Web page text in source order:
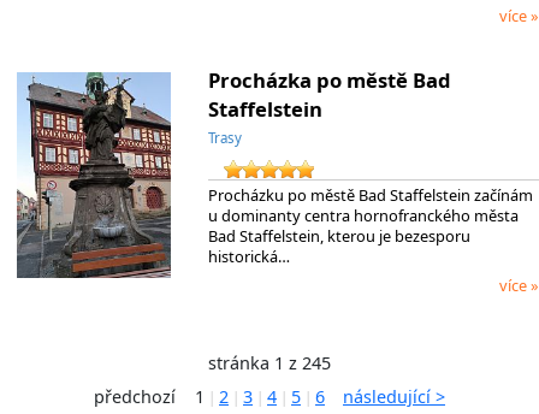
více »
Procházka po městě Bad
Staffelstein
Trasy
Procházku po městě Bad Staffelstein začínám
u dominanty centra hornofranckého města
Bad Staffelstein, kterou je bezesporu
historická…
více »
stránka 1 z 245
předchozí
1 2 3 4 5 6 následující >